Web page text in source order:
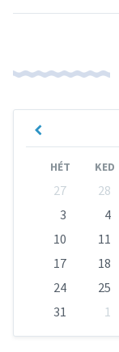
Previous
HÉT KED
calendar
27 28
3
4
10
11
17
18
24
25
31
1